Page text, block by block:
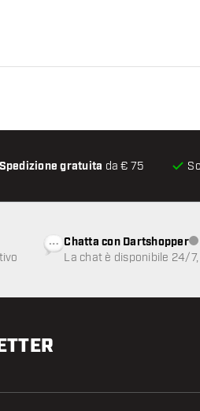
Spedizione gratuita da € 75
Chatta con Dartshopper
La chat è disponibile 24/